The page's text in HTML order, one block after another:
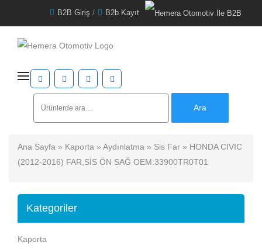
B2B Giriş / B2b Kayıt
Ara
Ana Sayfa » Kaporta » Aydınlatma » Sis Far » HONDA CIVIC
(2012-2016) FAR,SİS ÖN SAĞ OEM:33900TR0T01
Kategoriler
Kaporta